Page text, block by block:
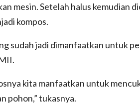
mesin. Setelah halus kemudian
kompos.
sudah jadi dimanfaatkan untuk
kita manfaatkan untuk
pohon,” tukasnya.